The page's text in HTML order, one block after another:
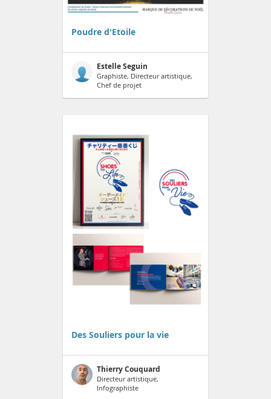
Poudre d'Etoile
Estelle Seguin
Graphiste, Directeur artistique,
Chef de projet
Des Souliers pour la vie
Thierry Couquard
Directeur artistique,
Infographiste